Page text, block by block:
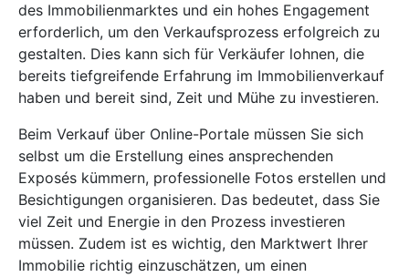
des Immobilienmarktes und ein hohes Engagement
erforderlich, um den Verkaufsprozess erfolgreich zu
gestalten. Dies kann sich für Verkäufer lohnen, die
bereits tiefgreifende Erfahrung im Immobilienverkauf
haben und bereit sind, Zeit und Mühe zu investieren.
Beim Verkauf über Online-Portale müssen Sie sich
selbst um die Erstellung eines ansprechenden
Exposés kümmern, professionelle Fotos erstellen und
Besichtigungen organisieren. Das bedeutet, dass Sie
viel Zeit und Energie in den Prozess investieren
müssen. Zudem ist es wichtig, den Marktwert Ihrer
Immobilie richtig einzuschätzen, um einen